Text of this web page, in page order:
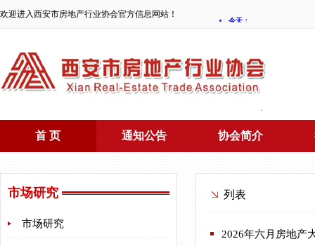
欢迎进入西安市房地产行业协会官方信息网站！
首 页 通知公告 协会简介
市场研究
市场研究
列表
2026年六月房地产